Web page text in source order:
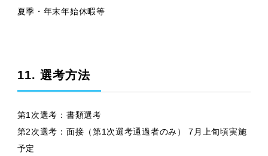
夏季・年末年始休暇等
11. 選考方法
第1次選考：書類選考
第2次選考：面接（第1次選考通過者のみ） 7月上旬頃実施
予定